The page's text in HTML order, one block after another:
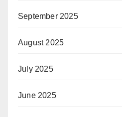
September 2025
August 2025
July 2025
June 2025